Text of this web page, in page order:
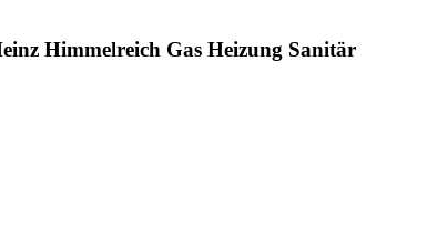
Himmelreich Gas Heizung Sanitär